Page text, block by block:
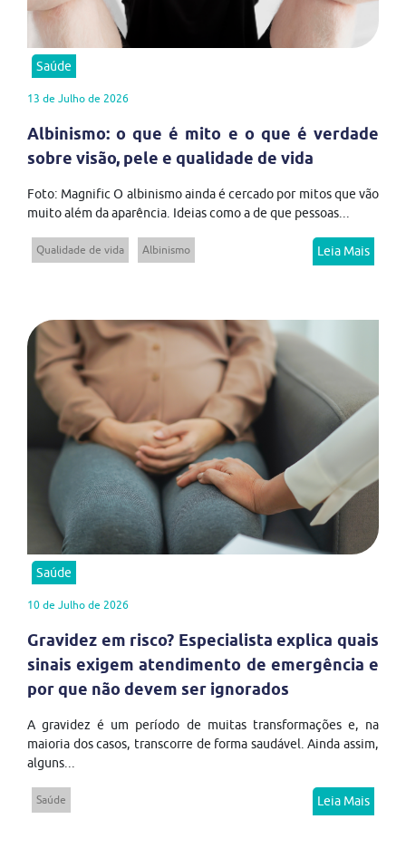
Saúde
13 de Julho de 2026
Albinismo: o que é mito e o que é verdade
sobre visão, pele e qualidade de vida
Foto: Magnific O albinismo ainda é cercado por mitos que vão
muito além da aparência. Ideias como a de que pessoas...
Qualidade de vida Albinismo Leia Mais
Saúde
10 de Julho de 2026
Gravidez em risco? Especialista explica quais
sinais exigem atendimento de emergência e
por que não devem ser ignorados
A gravidez é um período de muitas transformações e, na
maioria dos casos, transcorre de forma saudável. Ainda assim,
alguns...
Saúde Leia Mais